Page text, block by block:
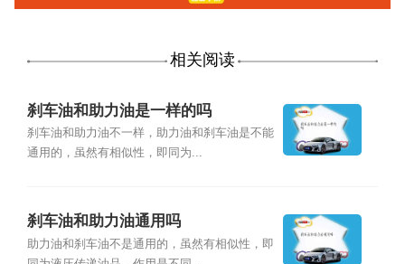
相关阅读
刹车油和助力油是一样的吗
刹车油和助力油不一样，助力油和刹车油是不能
通用的，虽然有相似性，即同为...
刹车油和助力油通用吗
助力油和刹车油不是通用的，虽然有相似性，即